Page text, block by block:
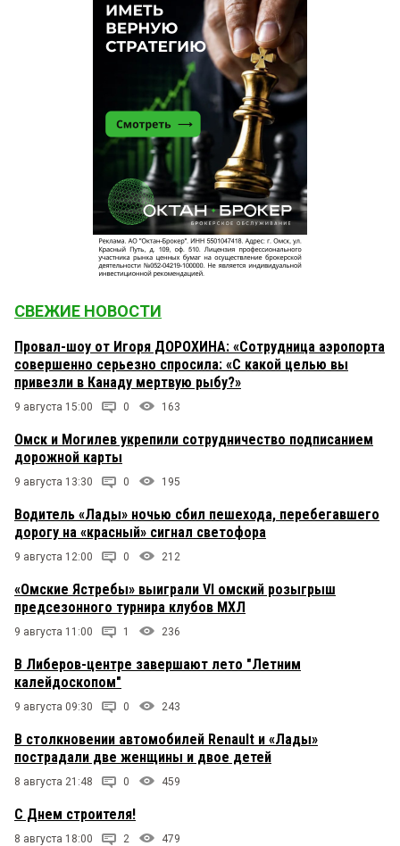
СВЕЖИЕ НОВОСТИ
Провал-шоу от Игоря ДОРОХИНА: «Сотрудница аэропорта
совершенно серьезно спросила: «С какой целью вы
привезли в Канаду мертвую рыбу?»
9 августа 15:00 0 163
Омск и Могилев укрепили сотрудничество подписанием
дорожной карты
9 августа 13:30 0 195
Водитель «Лады» ночью сбил пешехода, перебегавшего
дорогу на «красный» сигнал светофора
9 августа 12:00 0 212
«Омские Ястребы» выиграли VI омский розыгрыш
предсезонного турнира клубов МХЛ
9 августа 11:00 1 236
В Либеров-центре завершают лето "Летним
калейдоскопом"
9 августа 09:30 0 243
В столкновении автомобилей Renault и «Лады»
пострадали две женщины и двое детей
8 августа 21:48 0 459
С Днем строителя!
8 августа 18:00 2 479